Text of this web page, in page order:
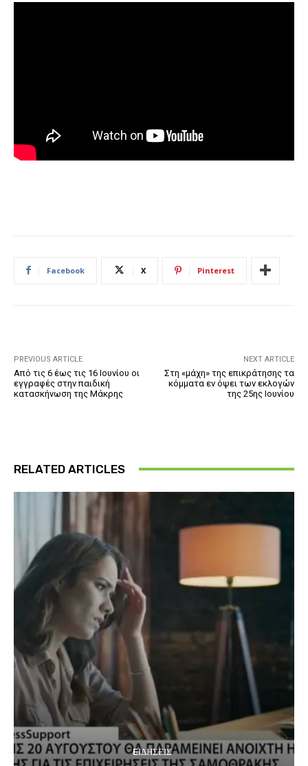
Facebook X Pinterest
PREVIOUS ARTICLE
Από τις 6 έως τις 16 Ιουνίου οι
εγγραφές στην παιδική
κατασκήνωση της Μάκρης
NEXT ARTICLE
Στη «μάχη» της επικράτησης τα
κόμματα εν όψει των εκλογών
της 25ης Ιουνίου
RELATED ARTICLES
EΙΔΗΣΕΙΣ